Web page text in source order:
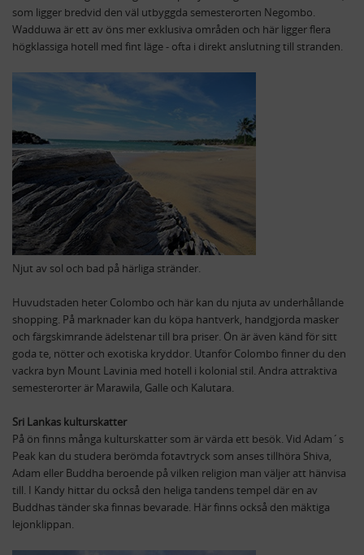
som ligger bredvid den väl utbyggda semesterorten Negombo.
Wadduwa är ett av öns mer exklusiva områden och här ligger flera
högklassiga hotell med fint läge - ofta i direkt anslutning till stranden.
Njut av sol och bad på härliga stränder.
Huvudstaden heter Colombo och här kan du njuta av underhållande
shopping. På marknader kan du köpa hantverk, handgjorda masker
och färgskimrande ädelstenar till bra priser. Ön är även känd för sitt
goda te, nötter och exotiska kryddor. Utanför Colombo finner du den
vackra byn Mount Lavinia med hotell i kolonial stil. Andra attraktiva
semesterorter är Marawila, Galle och Kalutara.
Sri Lankas kulturskatter
På ön finns många kulturskatter som är värda ett besök. Vid Adam´s
Peak kan du studera berömda fotavtryck som anses tillhöra Shiva,
Adam eller Buddha beroende på vilken religion man väljer att hänvisa
till. I Kandy hittar du också den heliga tandens tempel där en av
Buddhas tänder ska finnas bevarade. Här finns också den mäktiga
lejonklippan.